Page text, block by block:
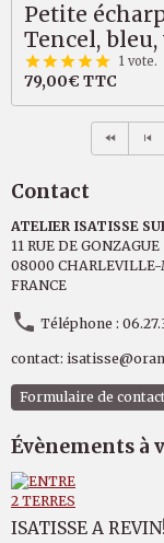
Petite
Tencel,
1 vote.
79,00€ TTC
Contact
ATELIER ISATISSE
11 RUE DE GONZAGUE
08000 CHARLEVILLE-
FRANCE
Téléphone :
contact:
Formulaire de
Évènements à
ISATISSE A REVIN!